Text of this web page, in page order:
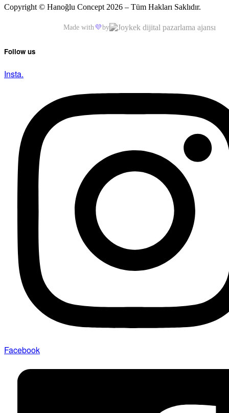
Copyright © Hanoğlu Concept 2026 – Tüm Hakları Saklıdır.
Made with💜by
Follow us
Insta.
Facebook